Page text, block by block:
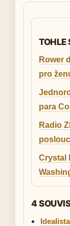
TOHLE
Rower
pro
para
Radio
Crystal
4